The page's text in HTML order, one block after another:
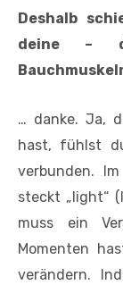
Deshalb
deine –
… danke. Ja,
hast, fühlst
verbunden.
steckt „light“
muss ein
Momenten
verändern.